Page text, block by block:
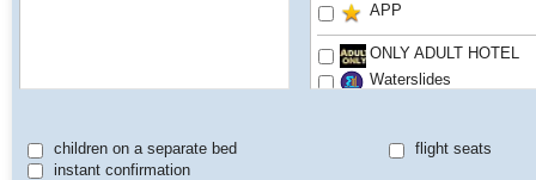
APP
ONLY ADULT HOTEL
Waterslides
children on a separate bed
flight seats
instant confirmation